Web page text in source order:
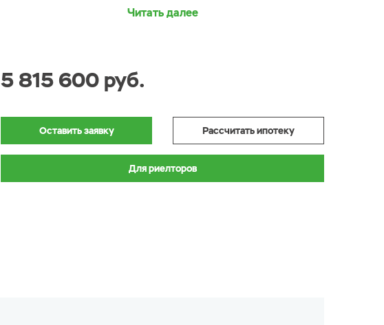
Покрытие остальных стен - декоративная штукатурка.
Напольное покрытие
Кварц-виниловая плитка ПВХ под плинтусом ПВХ на 80мм
в высоту. Цвет напольного покрытия и плинтуса -
Древесная структура в светлых древесных тонах.
5 815 600 руб.
Оставить заявку Рассчитать ипотеку
Для риелторов